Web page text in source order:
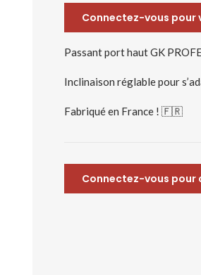
Connectez-vous pour
Passant port haut GK
Inclinaison réglable pour
Fabriqué en France ! 🇫🇷
Connectez-vous pour